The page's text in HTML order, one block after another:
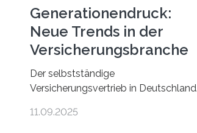
Generationendruck:
Neue Trends in der
Versicherungsbranche
Der selbstständige
Versicherungsvertrieb in Deutschland
Das zeigt die aktuelle BVK-
11.09.2025